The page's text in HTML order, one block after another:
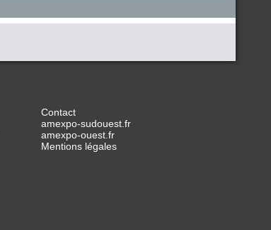
Contact
amexpo-sudouest.fr
amexpo-ouest.fr
Mentions légales